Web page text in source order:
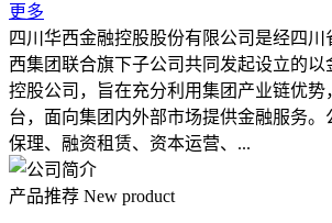
更多
四川华西金融控股股份有限公司是经四
西集团联合旗下子公司共同发起设立的以
控股公司，旨在充分利用集团产业链优势
台，面向集团内外部市场提供金融服务。
保理、融资租赁、资本运营、...
产品推荐 New product